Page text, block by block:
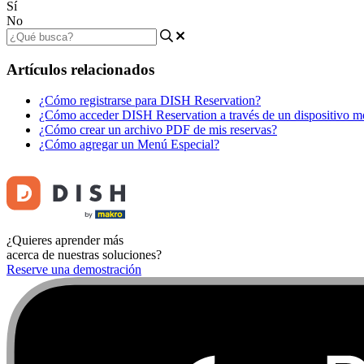
Sí
No
Artículos relacionados
¿Cómo registrarse para DISH Reservation?
¿Cómo acceder DISH Reservation a través de un dispositivo
¿Cómo crear un archivo PDF de mis reservas?
¿Cómo agregar un Menú Especial?
¿Quieres aprender más
acerca de nuestras soluciones?
Reserve una demostración